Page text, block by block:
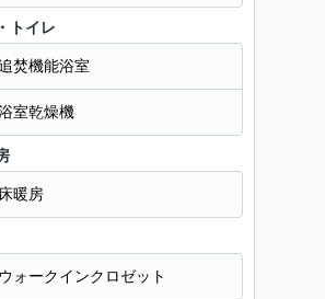
トイレ
焚機能浴室
室乾燥機
床暖房
ウォークインクロゼット